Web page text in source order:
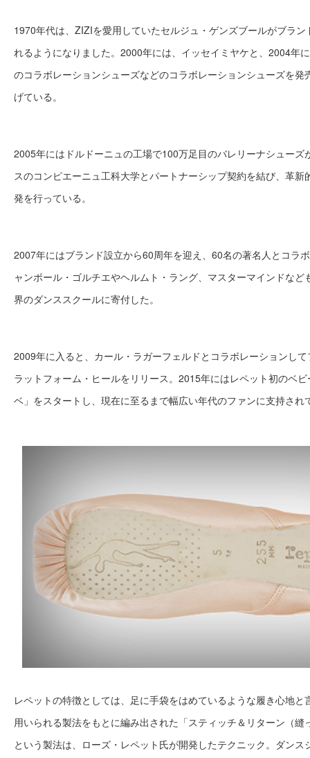
1970年代は、ZIZIを愛用していたセルジュ・ゲンズブールがブラ
れるようになりました。2000年には、イッセイミヤケと、2004年
のコラボレーションシューズなどのコラボレーションシューズを発
げている。
2005年にはドルドーニュの工場で100万足目のバレリーナシューズ
スのコンピエーニュ工科大学とパートナーシップ契約を結び、革新
発を行っている。
2007年にはブランド設立から60周年を迎え、60名の著名人とコラ
ャンポール・ゴルチエやヘルムト・ラング、マスターマインドなど
界のダンススクールに寄付した。
2009年に入ると、カール・ラガーフェルドとコラボレーションし
ラットフォーム・ヒールをリリース。2015年にはレペット初のベ
ベ」をスタートし、現在に至るまで幅広い年代のファンに支持され
レペットの特徴としては、足に手袋をはめているような履き心地と
用いられる製法をもとに編み出された「スティッチ＆リターン（縫
という製法は、ローズ・レペット氏が開発したテクニック。ダンス